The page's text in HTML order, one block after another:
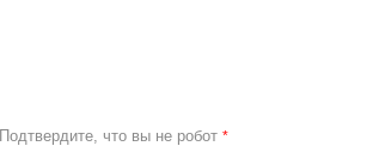
Подтвердите, что вы не робот *